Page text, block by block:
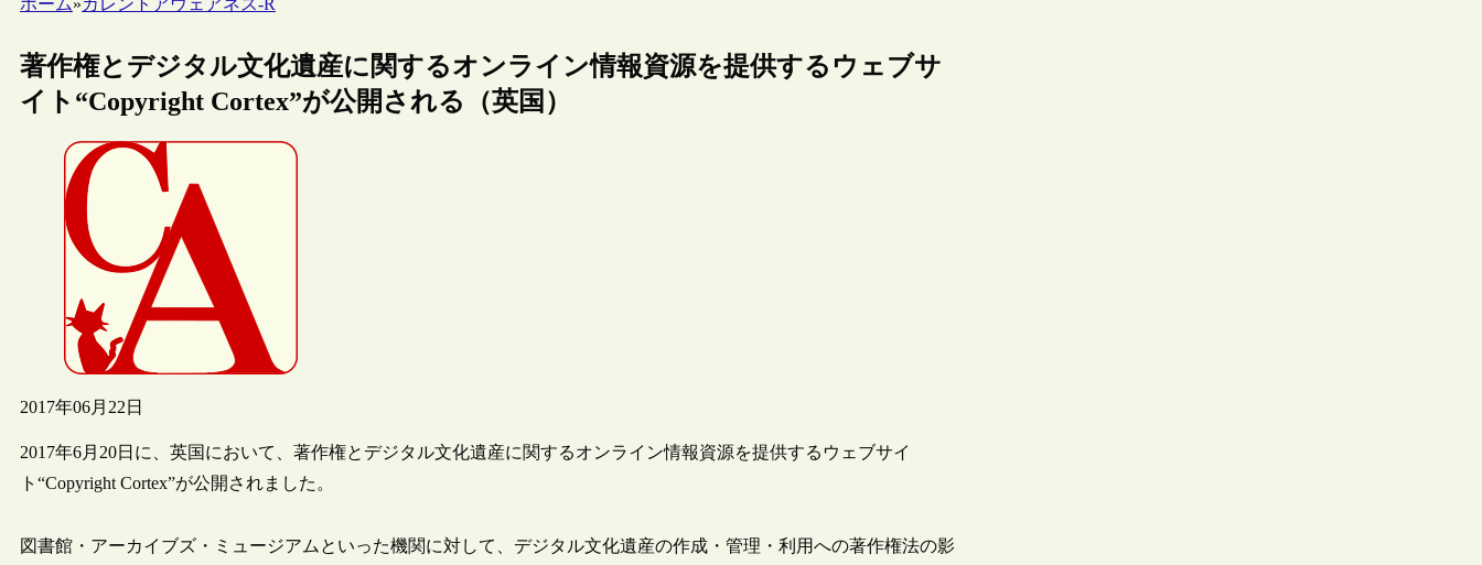
ホーム»カレントアウェアネス-R
著作権とデジタル文化遺産に関するオンライン情報資源を提供するウェブサ
イト“Copyright Cortex”が公開される（英国）
2017年06月22日
2017年6月20日に、英国において、著作権とデジタル文化遺産に関するオンライン情報資源を提供するウェブサイ
ト“Copyright Cortex”が公開されました。
図書館・アーカイブズ・ミュージアムといった機関に対して、デジタル文化遺産の作成・管理・利用への著作権法の影